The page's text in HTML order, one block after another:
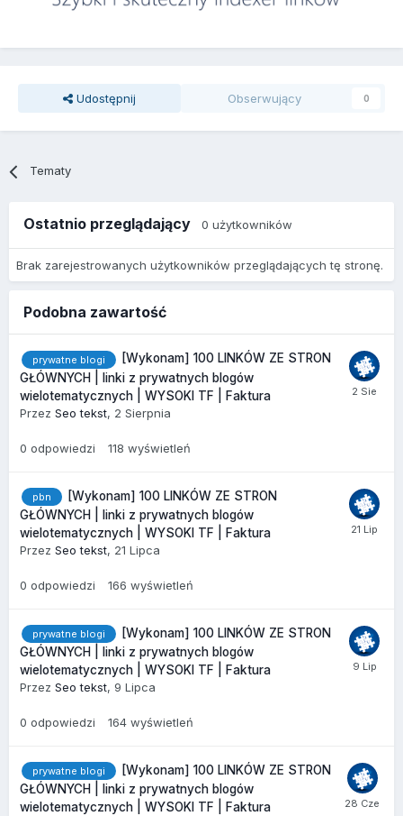
Udostępnij Obserwujący 0
Tematy
Ostatnio przeglądający 0 użytkowników
Brak zarejestrowanych użytkowników przeglądających tę stronę.
Podobna zawartość
prywatne blogi
[Wykonam] 100 LINKÓW ZE STRON
GŁÓWNYCH | linki z prywatnych blogów
wielotematycznych | WYSOKI TF | Faktura
Przez Seo tekst, 2 Sierpnia
0 odpowiedzi 118 wyświetleń
pbn
[Wykonam] 100 LINKÓW ZE STRON
GŁÓWNYCH | linki z prywatnych blogów
wielotematycznych | WYSOKI TF | Faktura
Przez Seo tekst, 21 Lipca
0 odpowiedzi 166 wyświetleń
prywatne blogi
[Wykonam] 100 LINKÓW ZE STRON
GŁÓWNYCH | linki z prywatnych blogów
wielotematycznych | WYSOKI TF | Faktura
Przez Seo tekst, 9 Lipca
0 odpowiedzi 164 wyświetleń
prywatne blogi
[Wykonam] 100 LINKÓW ZE STRON
GŁÓWNYCH | linki z prywatnych blogów
wielotematycznych | WYSOKI TF | Faktura